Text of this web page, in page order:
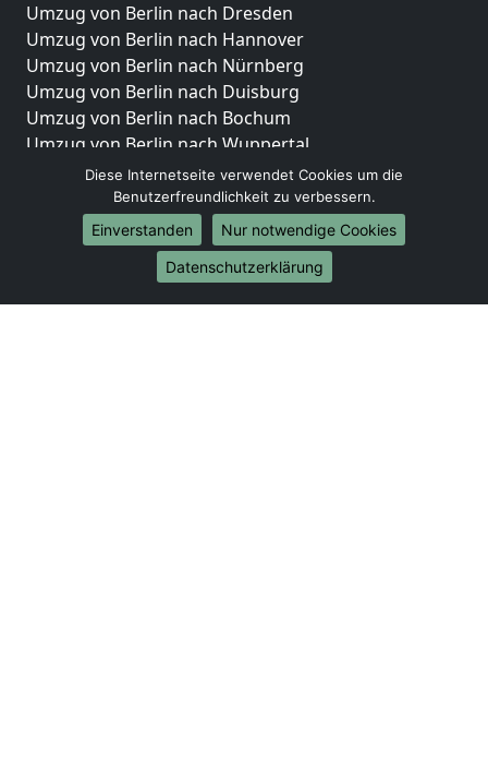
Umzug von Berlin nach Dresden
Umzug von Berlin nach Hannover
Umzug von Berlin nach Nürnberg
Umzug von Berlin nach Duisburg
Umzug von Berlin nach Bochum
Umzug von Berlin nach Wuppertal
Umzug von Berlin nach Bielefeld
Umzug von Berlin nach Bonn
Umzug von Berlin nach Münster
Internationale-Umzüge
Umzug von Berlin nach Brasilien
Diese Internetseite verwendet Cookies um die
Benutzerfreundlichkeit zu verbessern.
Einverstanden
Nur notwendige Cookies
Datenschutzerklärung